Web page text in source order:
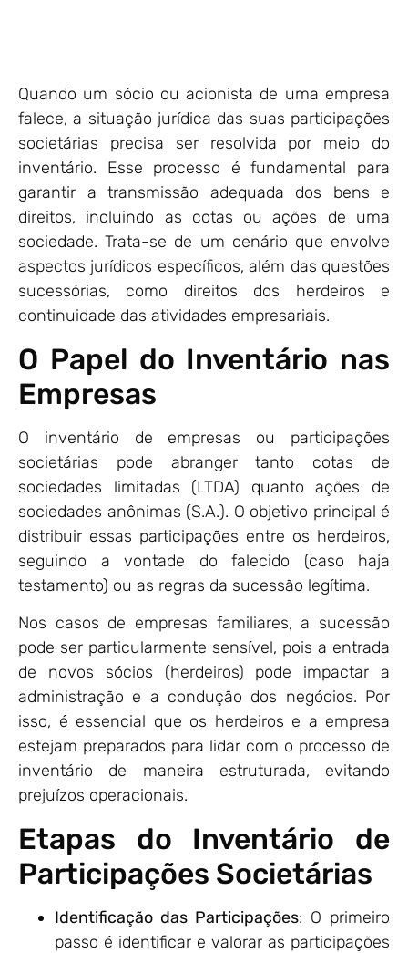
Quando um sócio ou acionista de uma empresa
falece, a situação jurídica das suas participações
societárias precisa ser resolvida por meio do
inventário. Esse processo é fundamental para
garantir a transmissão adequada dos bens e
direitos, incluindo as cotas ou ações de uma
sociedade. Trata-se de um cenário que envolve
aspectos jurídicos específicos, além das questões
sucessórias, como direitos dos herdeiros e
continuidade das atividades empresariais.
O Papel do Inventário nas
Empresas
O inventário de empresas ou participações
societárias pode abranger tanto cotas de
sociedades limitadas (LTDA) quanto ações de
sociedades anônimas (S.A.). O objetivo principal é
distribuir essas participações entre os herdeiros,
seguindo a vontade do falecido (caso haja
testamento) ou as regras da sucessão legítima.
Nos casos de empresas familiares, a sucessão
pode ser particularmente sensível, pois a entrada
de novos sócios (herdeiros) pode impactar a
administração e a condução dos negócios. Por
isso, é essencial que os herdeiros e a empresa
estejam preparados para lidar com o processo de
inventário de maneira estruturada, evitando
prejuízos operacionais.
Etapas do Inventário de
Participações Societárias
Identificação das Participações: O primeiro
passo é identificar e valorar as participações